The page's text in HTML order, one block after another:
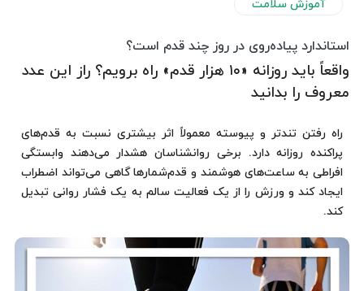
آموزش سلامت
استاندارد پیاده‌روی در روز چند قدم است؟
واقعاً باید روزانه «۱۰ هزار قدم» راه برویم؟ راز این عدد
معروف را بدانید
راه رفتن تندتر و پیوسته معمولاً اثر بیشتری نسبت به قدم‌های
پراکنده روزانه دارد. برخی روانشناسان هشدار می‌دهند وابستگی
افراطی به ساعت‌های هوشمند و قدم‌شمارها گاهی می‌تواند اضطراب
ایجاد کند و ورزش را از یک فعالیت سالم به یک فشار روانی تبدیل
کند.